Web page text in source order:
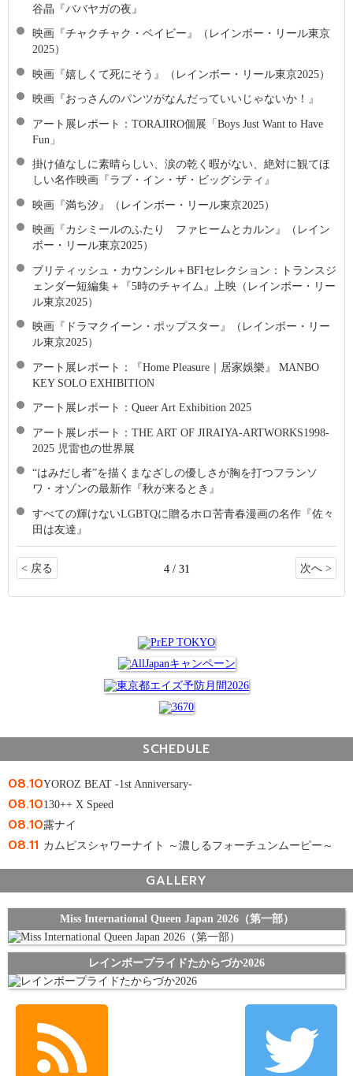
谷晶『ババヤガの夜』
映画『チャクチャク・ベイビー』（レインボー・リール東京
2025）
映画『嬉しくて死にそう』（レインボー・リール東京2025）
映画『おっさんのパンツがなんだっていいじゃないか！』
アート展レポート：TORAJIRO個展「Boys Just Want to Have
Fun」
掛け値なしに素晴らしい、涙の乾く暇がない、絶対に観てほ
しい名作映画『ラブ・イン・ザ・ビッグシティ』
映画『満ち汐』（レインボー・リール東京2025）
映画『カシミールのふたり ファヒームとカルン』（レイン
ボー・リール東京2025）
ブリティッシュ・カウンシル＋BFIセレクション：トランスジ
ェンダー短編集＋『5時のチャイム』上映（レインボー・リー
ル東京2025）
映画『ドラマクイーン・ポップスター』（レインボー・リー
ル東京2025）
アート展レポート：『Home Pleasure｜居家娛樂』 MANBO
KEY SOLO EXHIBITION
アート展レポート：Queer Art Exhibition 2025
アート展レポート：THE ART OF JIRAIYA-ARTWORKS1998-
2025 児雷也の世界展
“はみだし者”を描くまなざしの優しさが胸を打つフランソ
ワ・オゾンの最新作『秋が来るとき』
すべての輝けないLGBTQに贈るホロ苦青春漫画の名作『佐々
田は友達』
< 戻る 4 / 31 次へ >
SCHEDULE
08.10YOROZ BEAT -1st Anniversary-
08.10130++ X Speed
08.10露ナイ
08.11 カムピスシャワーナイト ～濃しるフォーチュンムーピー～
GALLERY
Miss International Queen Japan 2026（第一部）
レインボープライドたからづか2026